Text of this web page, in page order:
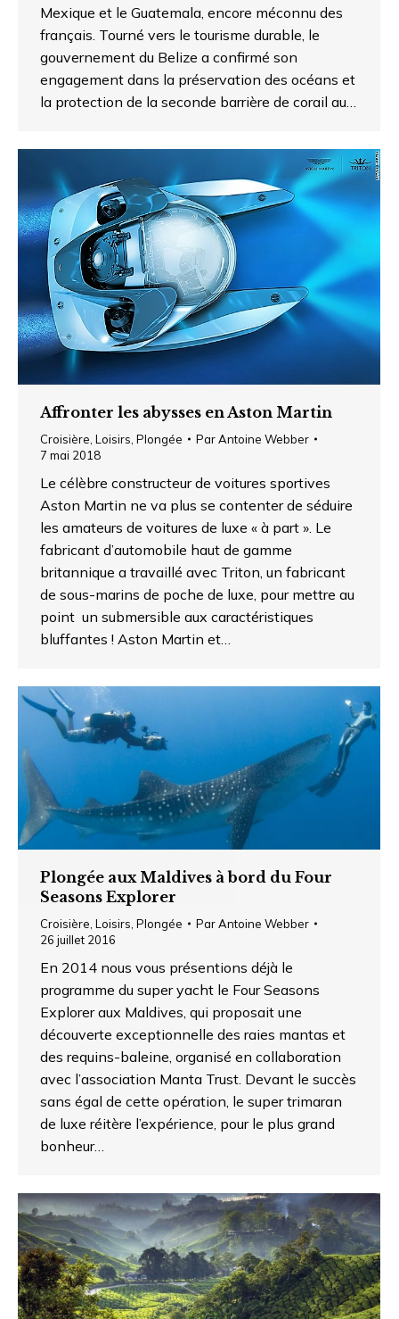
Mexique et le Guatemala, encore méconnu des
français. Tourné vers le tourisme durable, le
gouvernement du Belize a confirmé son
engagement dans la préservation des océans et
la protection de la seconde barrière de corail au…
Affronter les abysses en Aston Martin
Croisière, Loisirs, Plongée ParAntoine Webber
7 mai 2018
Le célèbre constructeur de voitures sportives
Aston Martin ne va plus se contenter de séduire
les amateurs de voitures de luxe « à part ». Le
fabricant d’automobile haut de gamme
britannique a travaillé avec Triton, un fabricant
de sous-marins de poche de luxe, pour mettre au
point un submersible aux caractéristiques
bluffantes ! Aston Martin et…
Plongée aux Maldives à bord du Four
Seasons Explorer
Croisière Loisirs Plongée ParAntoine Webber
26 juillet 2016
En 2014 nous vous présentions déjà le
programme du super yacht le Four Seasons
Explorer aux Maldives, qui proposait une
découverte exceptionnelle des raies mantas et
des requins-baleine, organisé en collaboration
avec l’association Manta Trust. Devant le succès
sans égal de cette opération, le super trimaran
de luxe réitère l’expérience, pour le plus grand
bonheur…